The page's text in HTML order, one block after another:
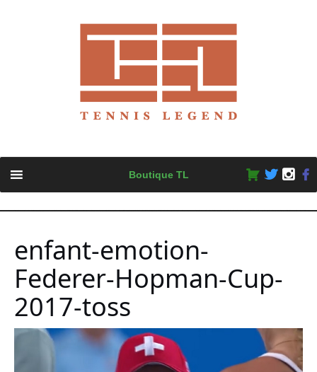
content
Boutique TL
enfant-emotion-
Federer-Hopman-Cup-
2017-toss